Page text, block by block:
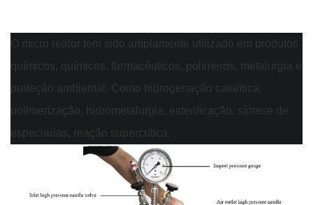
O micro reator tem sido amplamente utilizado em produtos
químicos, químicos, farmacêuticos, polímeros, metalurgia e
proteção ambiental. Como hidrogenação catalítica,
polimerização, hidrometalurgia, esterificação, síntese de
especiarias, reação supercrítica.